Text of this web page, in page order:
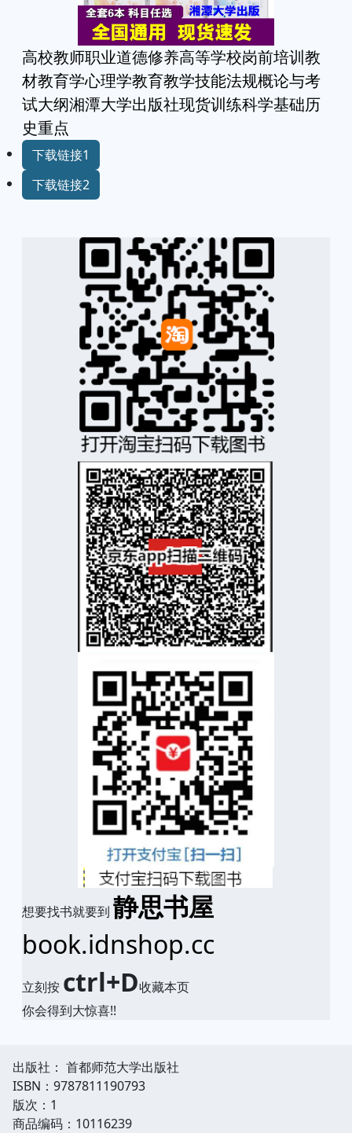
高校教师职业道德修养高等学校岗前培训教
材教育学心理学教育教学技能法规概论与考
试大纲湘潭大学出版社现货训练科学基础历
史重点
下载链接1
下载链接2
想要找书就要到 静思书屋
book.idnshop.cc
立刻按 ctrl+D收藏本页
你会得到大惊喜!!
出版社： 首都师范大学出版社
ISBN：9787811190793
版次：1
商品编码：10116239